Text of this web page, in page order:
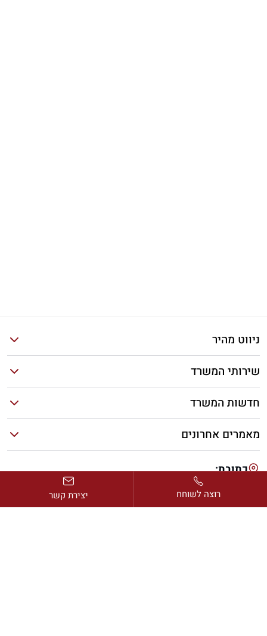
כתובת:
דרך בן גוריון 2, מגדל ב.ס.ר. 1, קומה 13, רמת גן
דוא”ל:
ניווט מהיר
שירותי המשרד
חדשות המשרד
מאמרים אחרונים
רוצה לשוחח יצירת קשר